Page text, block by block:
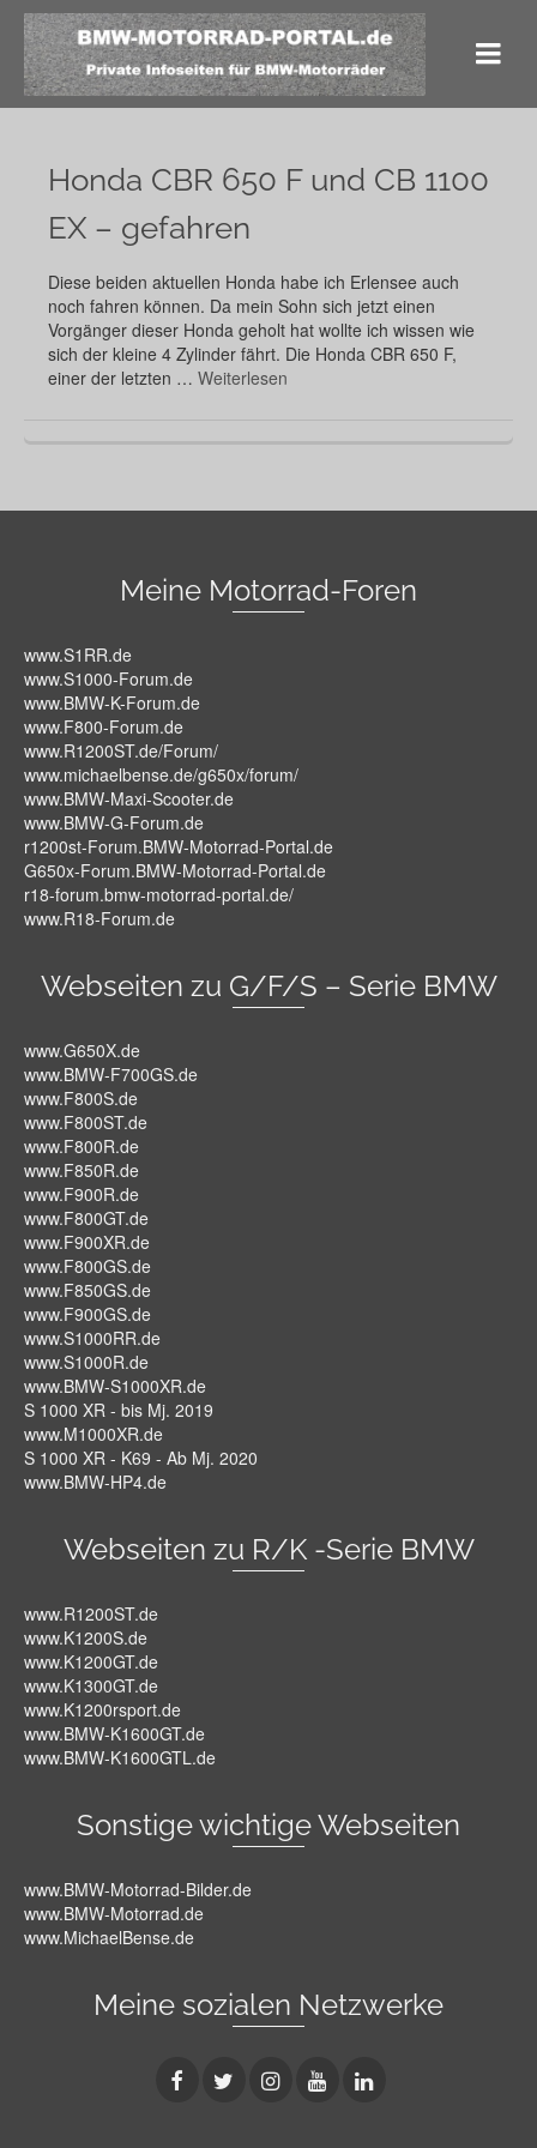
Honda CBR 650 F und CB 1100
EX – gefahren
Diese beiden aktuellen Honda habe ich Erlensee auch
noch fahren können. Da mein Sohn sich jetzt einen
Vorgänger dieser Honda geholt hat wollte ich wissen wie
sich der kleine 4 Zylinder fährt. Die Honda CBR 650 F,
einer der letzten … Weiterlesen
Meine Motorrad-Foren
www.S1RR.de
www.S1000-Forum.de
www.BMW-K-Forum.de
www.F800-Forum.de
www.R1200ST.de/Forum/
www.michaelbense.de/g650x/forum/
www.BMW-Maxi-Scooter.de
www.BMW-G-Forum.de
r1200st-Forum.BMW-Motorrad-Portal.de
G650x-Forum.BMW-Motorrad-Portal.de
r18-forum.bmw-motorrad-portal.de/
www.R18-Forum.de
Webseiten zu G/F/S – Serie BMW
www.G650X.de
www.BMW-F700GS.de
www.F800S.de
www.F800ST.de
www.F800R.de
www.F850R.de
www.F900R.de
www.F800GT.de
www.F900XR.de
www.F800GS.de
www.F850GS.de
www.F900GS.de
www.S1000RR.de
www.S1000R.de
www.BMW-S1000XR.de
S 1000 XR - bis Mj. 2019
www.M1000XR.de
S 1000 XR - K69 - Ab Mj. 2020
www.BMW-HP4.de
Webseiten zu R/K -Serie BMW
www.R1200ST.de
www.K1200S.de
www.K1200GT.de
www.K1300GT.de
www.K1200rsport.de
www.BMW-K1600GT.de
www.BMW-K1600GTL.de
Sonstige wichtige Webseiten
www.BMW-Motorrad-Bilder.de
www.BMW-Motorrad.de
www.MichaelBense.de
Meine sozialen Netzwerke